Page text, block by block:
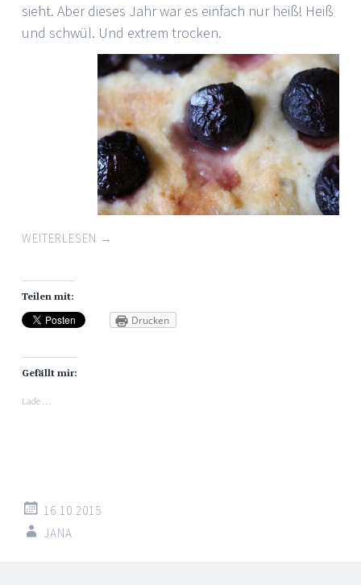
sieht. Aber dieses Jahr war es einfach nur heiß! Heiß
und schwül. Und extrem trocken.
WEITERLESEN →
Teilen mit:
Drucken
Gefällt mir:
Lade …
16.10.2015
JANA